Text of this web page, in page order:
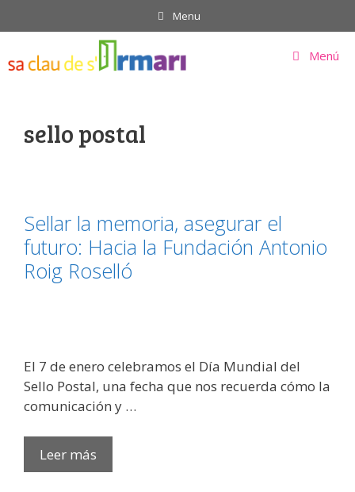
al
Menu
Menú
sello postal
Sellar la memoria, asegurar el
futuro: Hacia la Fundación Antonio
Roig Roselló
​El 7 de enero celebramos el Día Mundial del
Sello Postal, una fecha que nos recuerda cómo la
comunicación y …
Leer más
la